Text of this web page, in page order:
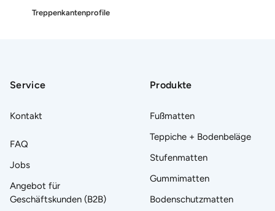
Treppenkantenprofile
Service
Kontakt
FAQ
Jobs
Angebot für
Geschäftskunden (B2B)
Produkte
Fußmatten
Teppiche + Bodenbeläge
Stufenmatten
Gummimatten
Bodenschutzmatten